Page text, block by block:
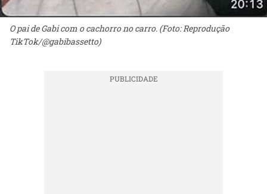
O pai de Gabi com o cachorro no carro. (Foto: Reprodução
TikTok/@gabibassetto)